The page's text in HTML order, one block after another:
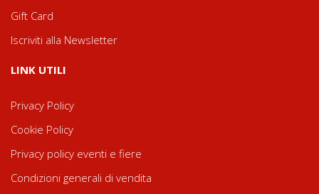
Gift Card
Iscriviti alla Newsletter
LINK UTILI
Privacy Policy
Cookie Policy
Privacy policy eventi e fiere
Condizioni generali di vendita